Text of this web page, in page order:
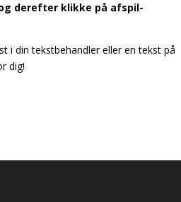
derefter klikke på afspil-
i din tekstbehandler eller en tekst på
dig!